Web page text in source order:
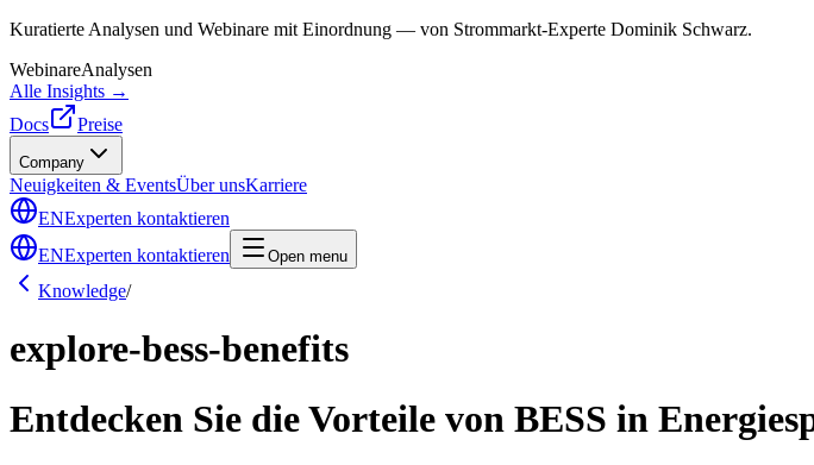
Kuratierte Analysen und Webinare mit Einordnung — von Strommarkt-Experte Dominik Schwarz.
WebinareAnalysen
Alle Insights →
Docs
Preise
Company
Neuigkeiten & EventsÜber unsKarriere
ENExperten kontaktieren
ENExperten kontaktieren Open menu
Knowledge/
explore-bess-benefits
Entdecken Sie die Vorteile von BESS in